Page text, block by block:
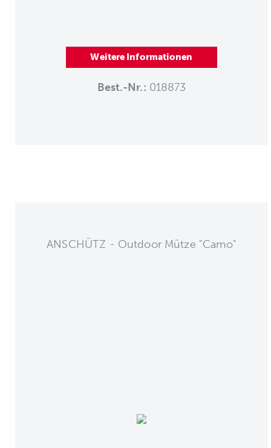
Weitere Informationen
Best.-Nr.: 018873
ANSCHÜTZ - Outdoor Mütze "Camo"